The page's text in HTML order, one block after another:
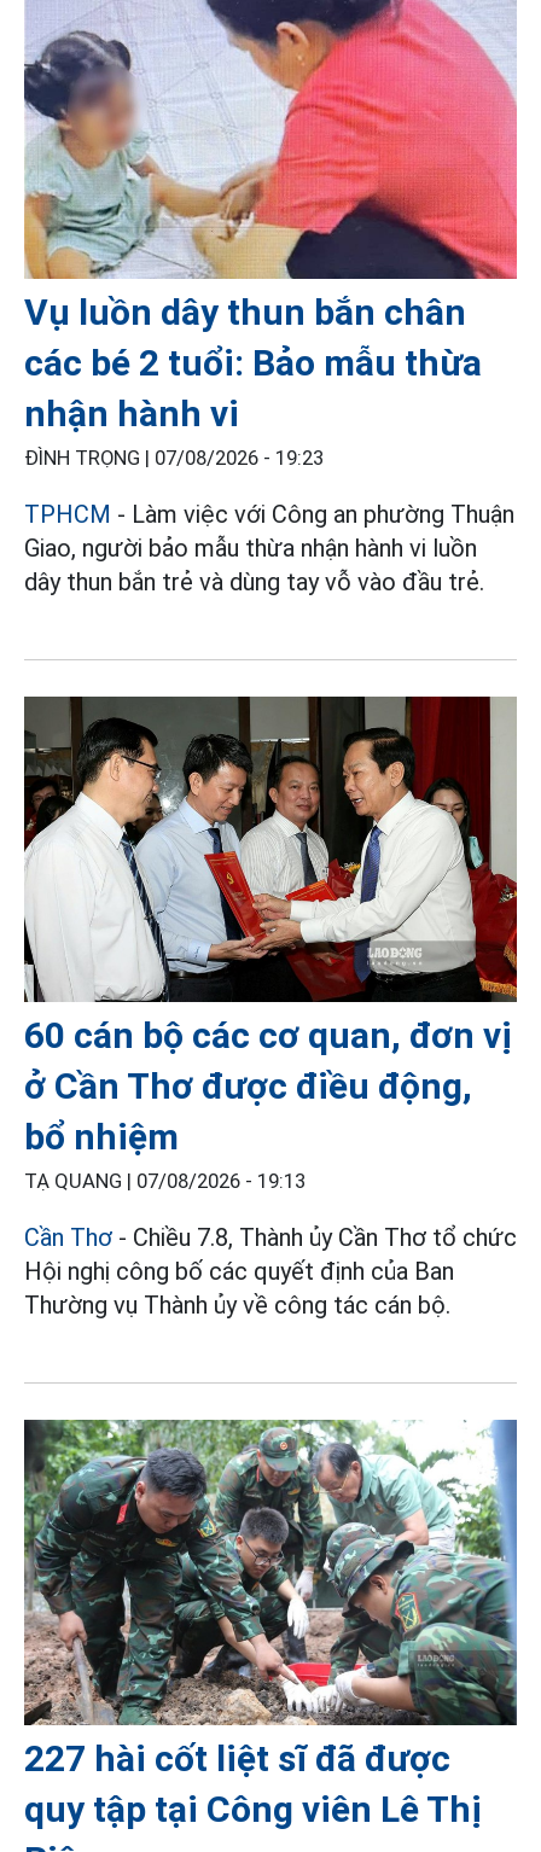
Vụ luồn dây thun bắn chân
các bé 2 tuổi: Bảo mẫu thừa
nhận hành vi
ĐÌNH TRỌNG | 07/08/2026 - 19:23
TPHCM - Làm việc với Công an phường Thuận
Giao, người bảo mẫu thừa nhận hành vi luồn
dây thun bắn trẻ và dùng tay vỗ vào đầu trẻ.
60 cán bộ các cơ quan, đơn vị
ở Cần Thơ được điều động,
bổ nhiệm
TẠ QUANG | 07/08/2026 - 19:13
Cần Thơ - Chiều 7.8, Thành ủy Cần Thơ tổ chức
Hội nghị công bố các quyết định của Ban
Thường vụ Thành ủy về công tác cán bộ.
227 hài cốt liệt sĩ đã được
quy tập tại Công viên Lê Thị